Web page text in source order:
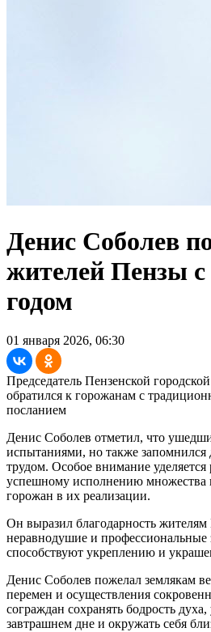
Денис Соболев
жителей Пензы
годом
01 января 2026, 06:30
Председатель Пензенской
обратился к горожанам с
посланием
Денис Соболев отметил, что
испытаниями, но также
трудом. Особое внимание
успешному исполнению множества
горожан в их реализации.
Он выразил благодарность
неравнодушие и профессиональные
способствуют укреплению и
Денис Соболев пожелал землякам
перемен и осуществления
сограждан сохранять бодрость духа,
завтрашнем дне и окружать себя